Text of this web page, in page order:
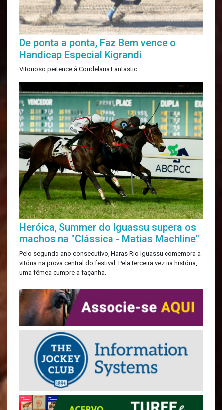
De ponta a ponta, Faz Bem vence o
Handicap Especial Kigrandi
Vitorioso pertence à Coudelaria Fantastic.
Heróica, Summer do Iguassu supera os
machos na "Clássica - Matias Machline"
Pelo segundo ano consecutivo, Haras Rio Iguassu comemora a
vitória na prova central do festival. Pela terceira vez na história,
uma fêmea cumpre a façanha.